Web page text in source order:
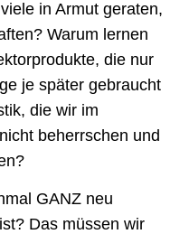
in Armut geraten,
Warum lernen
die nur
je später gebraucht
die wir im
beherrschen und
GANZ neu
Das müssen wir